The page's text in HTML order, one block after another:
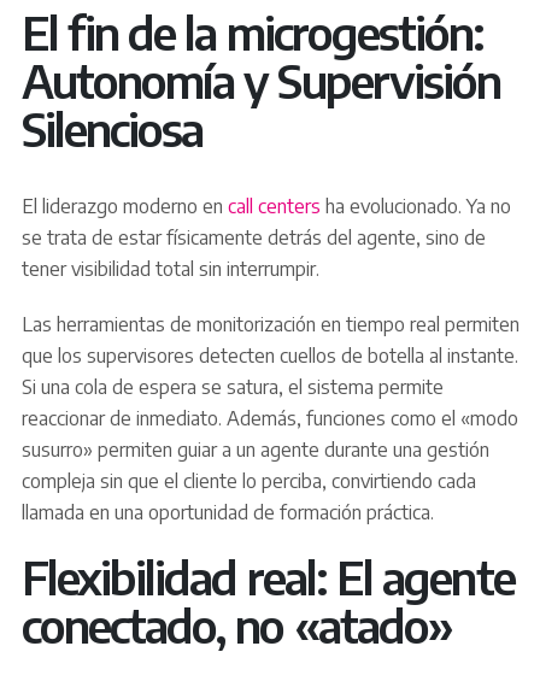
El fin de la microgestión:
Autonomía y Supervisión
Silenciosa
El liderazgo moderno en call centers ha evolucionado. Ya no
se trata de estar físicamente detrás del agente, sino de
tener visibilidad total sin interrumpir.
Las herramientas de monitorización en tiempo real permiten
que los supervisores detecten cuellos de botella al instante.
Si una cola de espera se satura, el sistema permite
reaccionar de inmediato. Además, funciones como el «modo
susurro» permiten guiar a un agente durante una gestión
compleja sin que el cliente lo perciba, convirtiendo cada
llamada en una oportunidad de formación práctica.
Flexibilidad real: El agente
conectado, no «atado»